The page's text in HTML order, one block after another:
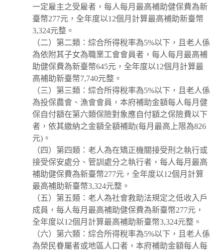
一定雇主之受雇者，每人每月最高補助健保費為新
臺幣277元，全年度以12個月計算最高補助新臺幣
3,324元整。
（二）第二類：綜合所得稅率為5%以下，且老人係
為依附其子女為職業工會會員者，每人每月最高補
助健保費為新臺幣645元，全年度以12個月計算最
高補助新臺幣7,740元整。
（三）第三類：綜合所得稅率為5%以下，且老人係
為投保農會、漁會會員，本府補助金額每人每月健
保自付額在第六類保險對象應自付額之保險費以下
者，依其繳納之金額全額補助(每月最高上限為826
元)。
（四）第四類：老人為在矯正機關接受刑之執行或
接受保安處分、管訓處分之執行者，每人每月最高
補助健保費為新臺幣277元，全年度以12個月計算
最高補助新臺幣3,324元整。
（五）第五類：老人為社會救助法規定之低收入戶
成員，每人每月最高補助健保費為新臺幣277元，
全年度以12個月計算最高補助新臺幣3,324元整。
（六）第六類：綜合所得稅率為5%以下，且老人係
為榮民眷屬者或地區人口者，本府補助金額每人每